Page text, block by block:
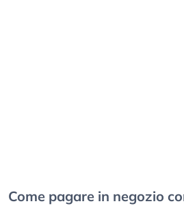
Come pagare in negozio